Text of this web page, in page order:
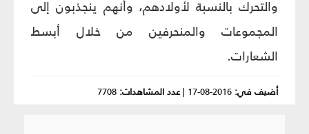
والتحرك بالنسبة لأولادهم، وأنهم ينجذبون إلى
المجموعات والمنحرفين من خلال أبسط
الشعارات.
أضيف في: 2016-08-17
|عدد المشاهدات: 7708